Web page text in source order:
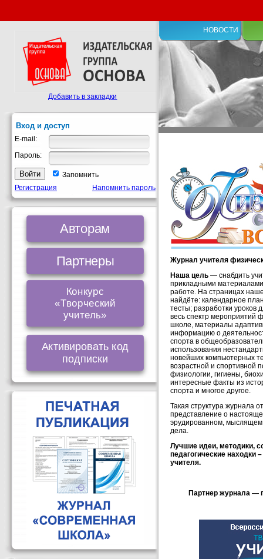
НОВОСТИ
Журнал учителя
Наша цель — снабдить
прикладными
работе. На страницах
найдёте: календарное
тесты; разработки уроков
весь спектр мероприятий
школе, материалы
информацию о
спорта в
использования
новейших компьютерных
возрастной и спортивной
физиологии, гигиены,
интересные факты из
спорта и многое другое.
Такая структура журнала
представление о
эрудированном, мыслящем
дела.
Лучшие идеи, методики,
педагогические находки
учителя.
Партнер журнала —
Добавить в закладки
Вход и доступ
E-mail:
Пароль:
Запомнить
Регистрация
Напомнить пароль
Авторам
Партнеры
Конкурс
«Творческий
учитель»
Активировать код
подписки